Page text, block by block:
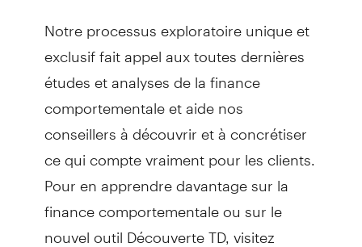
Notre processus exploratoire unique et
exclusif fait appel aux toutes dernières
études et analyses de la finance
comportementale et aide nos
conseillers à découvrir et à concrétiser
ce qui compte vraiment pour les clients.
Pour en apprendre davantage sur la
finance comportementale ou sur le
nouvel outil Découverte TD, visitez